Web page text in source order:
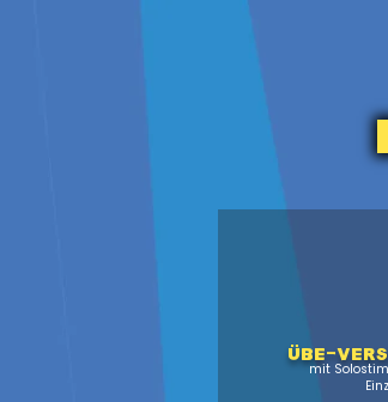
Übe-
mit